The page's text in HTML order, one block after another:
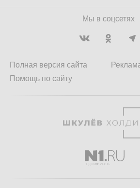
Мы в соцсетях
Полная версия сайта
Помощь по сайту